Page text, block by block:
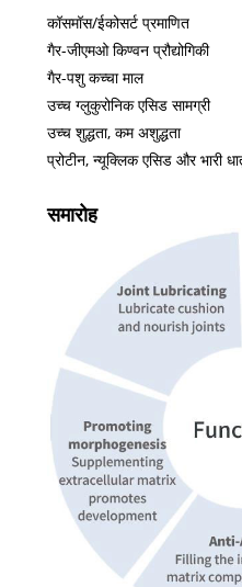
कॉसमॉस/ईकोसर्ट प्रमाणित
गैर-जीएमओ किण्वन प्रौद्योगिकी
गैर-पशु कच्चा माल
उच्च ग्लुकुरोनिक एसिड सामग्री
उच्च शुद्धता, कम अशुद्धता
प्रोटीन, न्यूक्लिक एसिड और भारी
समारोह